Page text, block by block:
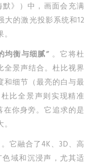
》）中，画面会充满
的激光投影系统和12
均衡与细腻” 。它将杜
全景声结合。杜比视界
和细节（最亮的白与最
比全景声则实现精准
在你身旁。它追求的是
。它融合了4K、3D、高
域和沉浸声，尤其适